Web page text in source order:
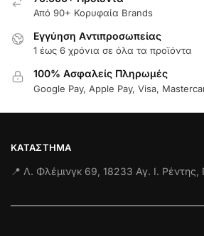
Από 90+ Κορυφαία Brands
Εγγύηση Aντιπροσωπείας
1 έως 6 χρόνια σε όλα τα προϊόντα
100% Ασφαλείς Πληρωμές
Google Pay, Apple Pay, Visa,
ΚΑΤΆΣΤΗΜΑ
📍 Λ. Φλέμινγκ 69, 18233 Αγ. Ι. Ρέντης,